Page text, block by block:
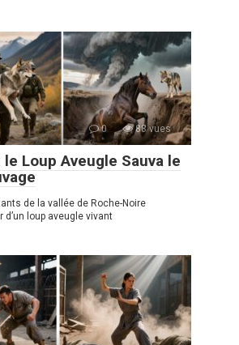
0 88 vues
le Loup Aveugle Sauva le
de la vallée de Roche-Noire
d’un loup aveugle vivant